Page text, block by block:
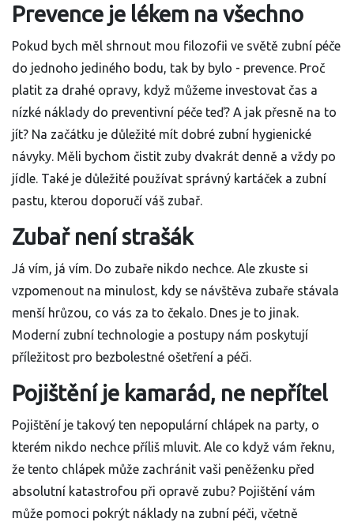
Prevence je lékem na všechno
Pokud bych měl shrnout mou filozofii ve světě zubní péče
do jednoho jediného bodu, tak by bylo - prevence. Proč
platit za drahé opravy, když můžeme investovat čas a
nízké náklady do preventivní péče teď? A jak přesně na to
jít? Na začátku je důležité mít dobré zubní hygienické
návyky. Měli bychom čistit zuby dvakrát denně a vždy po
jídle. Také je důležité používat správný kartáček a zubní
pastu, kterou doporučí váš zubař.
Zubař není strašák
Já vím, já vím. Do zubaře nikdo nechce. Ale zkuste si
vzpomenout na minulost, kdy se návštěva zubaře stávala
menší hrůzou, co vás za to čekalo. Dnes je to jinak.
Moderní zubní technologie a postupy nám poskytují
příležitost pro bezbolestné ošetření a péči.
Pojištění je kamarád, ne nepřítel
Pojištění je takový ten nepopulární chlápek na party, o
kterém nikdo nechce příliš mluvit. Ale co když vám řeknu,
že tento chlápek může zachránit vaši peněženku před
absolutní katastrofou při opravě zubu? Pojištění vám
může pomoci pokrýt náklady na zubní péči, včetně